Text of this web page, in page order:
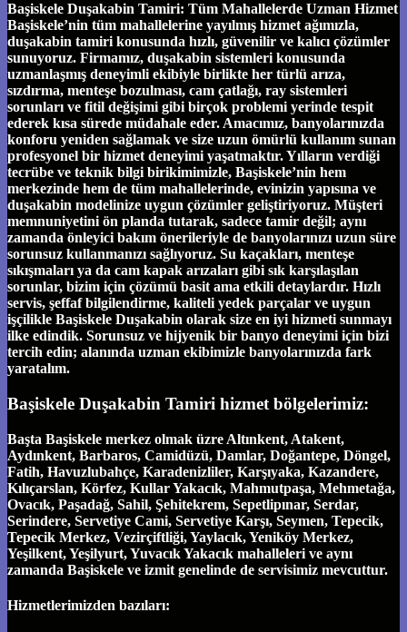
Başiskele Duşakabin Tamiri: Tüm Mahallelerde Uzman Hizmet
Başiskele’nin tüm mahallelerine yayılmış hizmet ağımızla,
duşakabin tamiri konusunda hızlı, güvenilir ve kalıcı çözümler
sunuyoruz. Firmamız, duşakabin sistemleri konusunda
uzmanlaşmış deneyimli ekibiyle birlikte her türlü arıza,
sızdırma, menteşe bozulması, cam çatlağı, ray sistemleri
sorunları ve fitil değişimi gibi birçok problemi yerinde tespit
ederek kısa sürede müdahale eder. Amacımız, banyolarınızda
konforu yeniden sağlamak ve size uzun ömürlü kullanım sunan
profesyonel bir hizmet deneyimi yaşatmaktır. Yılların verdiği
tecrübe ve teknik bilgi birikimimizle, Başiskele’nin hem
merkezinde hem de tüm mahallelerinde, evinizin yapısına ve
duşakabin modelinize uygun çözümler geliştiriyoruz. Müşteri
memnuniyetini ön planda tutarak, sadece tamir değil; aynı
zamanda önleyici bakım önerileriyle de banyolarınızı uzun süre
sorunsuz kullanmanızı sağlıyoruz. Su kaçakları, menteşe
sıkışmaları ya da cam kapak arızaları gibi sık karşılaşılan
sorunlar, bizim için çözümü basit ama etkili detaylardır. Hızlı
servis, şeffaf bilgilendirme, kaliteli yedek parçalar ve uygun
işçilikle Başiskele Duşakabin olarak size en iyi hizmeti sunmayı
ilke edindik. Sorunsuz ve hijyenik bir banyo deneyimi için bizi
tercih edin; alanında uzman ekibimizle banyolarınızda fark
yaratalım.
Başiskele Duşakabin Tamiri hizmet bölgelerimiz:
Başta Başiskele merkez olmak üzre Altınkent, Atakent,
Aydınkent, Barbaros, Camidüzü, Damlar, Doğantepe, Döngel,
Fatih, Havuzlubahçe, Karadenizliler, Karşıyaka, Kazandere,
Kılıçarslan, Körfez, Kullar Yakacık, Mahmutpaşa, Mehmetağa,
Ovacık, Paşadağ, Sahil, Şehitekrem, Sepetlipınar, Serdar,
Serindere, Servetiye Cami, Servetiye Karşı, Seymen, Tepecik,
Tepecik Merkez, Vezirçiftliği, Yaylacık, Yeniköy Merkez,
Yeşilkent, Yeşilyurt, Yuvacık Yakacık mahalleleri ve aynı
zamanda Başiskele ve izmit genelinde de servisimiz mevcuttur.
Hizmetlerimizden bazıları: